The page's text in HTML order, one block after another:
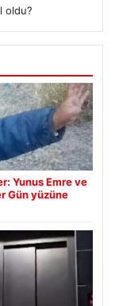
oldu?
Yunus Emre ve
Gün yüzüne